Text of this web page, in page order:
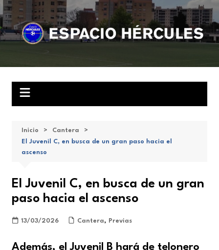
Saltar
al
contenido
Inicio
Cantera
El Juvenil C, en busca de un gran paso hacia el
ascenso
El Juvenil C, en busca de un gran
paso hacia el ascenso
13/03/2026 Cantera, Previas
Además, el Juvenil B hará de telonero